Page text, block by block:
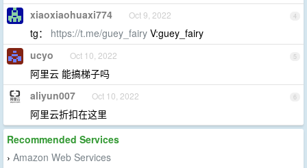
4
xiaoxiaohuaxi774 Oct 9, 2022
tg： https://t.me/guey_fairy V:guey_fairy
5
ucyo Oct 10, 2022
阿里云 能搞梯子吗
6
aliyun007 Oct 10, 2022
阿里云折扣在这里
Recommended Services
› Amazon Web Services